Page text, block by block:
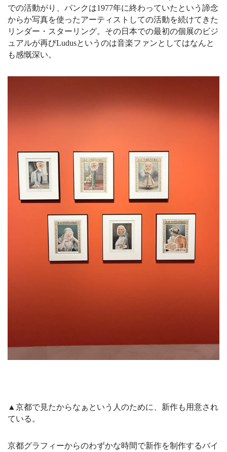
での活動がり、パンクは1977年に終わっていたという諦念
からか写真を使ったアーティストしての活動を続けてきた
リンダー・スターリング。その日本での最初の個展のビジ
ュアルが再びLudusというのは音楽ファンとしてはなんと
も感慨深い。
▲京都で見たからなぁという人のために、新作も用意され
ている。
京都グラフィーからのわずかな時間で新作を制作するバイ